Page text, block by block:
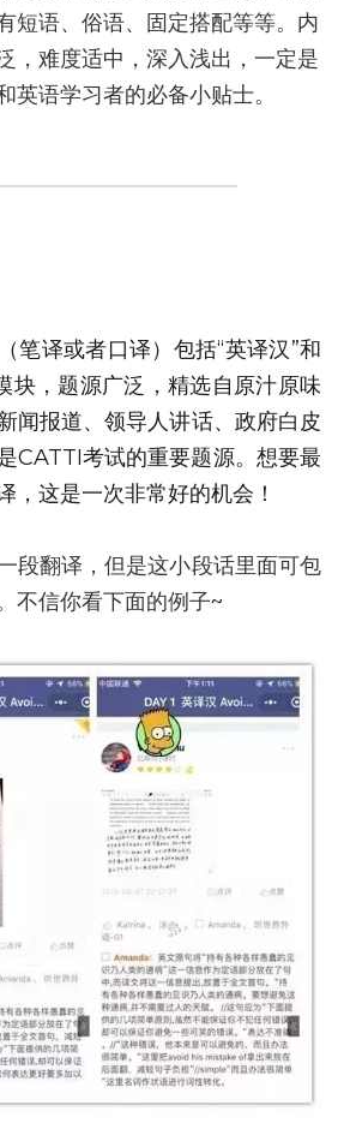
短语、俗语、固定搭配等等。内
，难度适中，深入浅出，一定是
英语学习者的必备小贴士。
笔译或者口译）包括“英译汉”和
块，题源广泛，精选自原汁原味
闻报道、领导人讲话、政府白皮
CATTI考试的重要题源。想要最
，这是一次非常好的机会！
段翻译，但是这小段话里面可包
不信你看下面的例子~